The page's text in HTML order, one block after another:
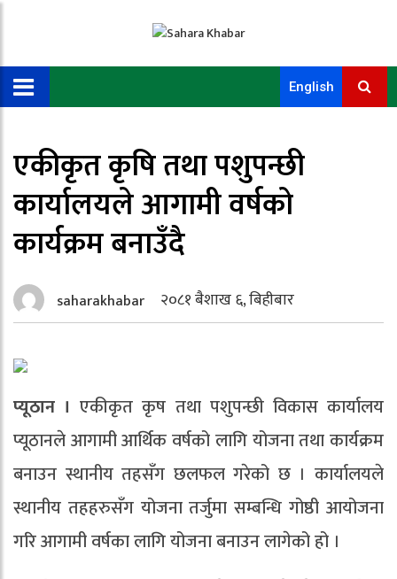
English
एकीकृत कृषि तथा पशुपन्छी
कार्यालयले आगामी वर्षको
कार्यक्रम बनाउँदै
saharakhabar २०८१ बैशाख ६, बिहीबार
प्यूठान । एकीकृत कृष तथा पशुपन्छी विकास कार्यालय
प्यूठानले आगामी आर्थिक वर्षको लागि योजना तथा कार्यक्रम
बनाउन स्थानीय तहसँग छलफल गरेको छ । कार्यालयले
स्थानीय तहहरुसँग योजना तर्जुमा सम्बन्धि गोष्ठी आयोजना
गरि आगामी वर्षका लागि योजना बनाउन लागेको हो ।